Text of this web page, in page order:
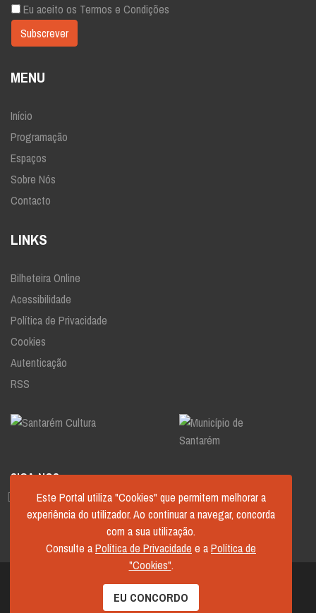
Eu aceito os Termos e Condições
MENU
Início
Programação
Espaços
Sobre Nós
Contacto
LINKS
Bilheteira Online
Acessibilidade
Política de Privacidade
Cookies
Autenticação
RSS
SIGA-NOS
© 2026 Santarém Cultura.
Município de Santarém.
Este Portal utiliza "Cookies" que permitem melhorar a
experiência do utilizador. Ao continuar a navegar, concorda
com a sua utilização.
Consulte aPolítica de Privacidade e aPolítica de
"Cookies".
EU CONCORDO